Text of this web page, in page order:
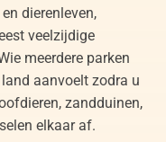
dierenleven,
veelzijdige
meerdere parken
aanvoelt zodra u
zandduinen,
elkaar af.